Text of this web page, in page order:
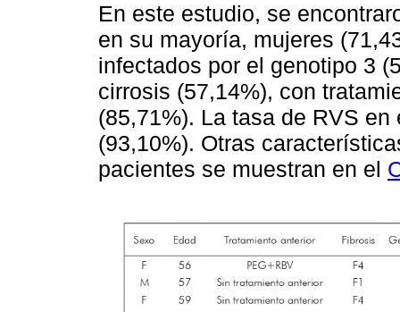
En este estudio, se
en su mayoría, mujeres
infectados por el genotipo 3
cirrosis (57,14%), con
(85,71%). La tasa de RVS
(93,10%). Otras
pacientes se muestran en el